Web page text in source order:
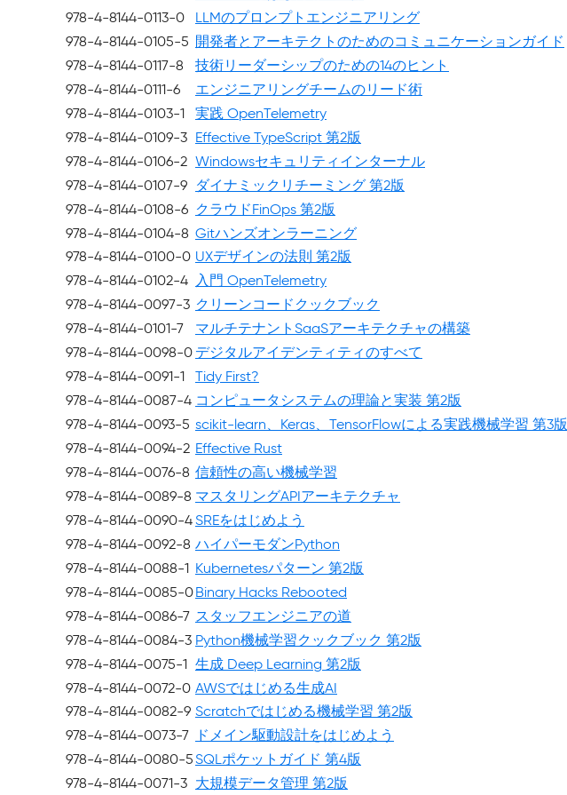
978-4-8144-0113-0
LLMのプロンプトエンジニアリング
978-4-8144-0105-5 開発者とアーキテクトのためのコミュニケーションガイド
978-4-8144-0117-8
技術リーダーシップのための14のヒント
978-4-8144-0111-6
エンジニアリングチームのリード術
978-4-8144-0103-1
実践 OpenTelemetry
978-4-8144-0109-3 Effective TypeScript 第2版
978-4-8144-0106-2 Windowsセキュリティインターナル
978-4-8144-0107-9 ダイナミックリチーミング 第2版
978-4-8144-0108-6 クラウドFinOps 第2版
978-4-8144-0104-8 Gitハンズオンラーニング
978-4-8144-0100-0 UXデザインの法則 第2版
978-4-8144-0102-4 入門 OpenTelemetry
978-4-8144-0097-3 クリーンコードクックブック
978-4-8144-0101-7
マルチテナントSaaSアーキテクチャの構築
978-4-8144-0098-0 デジタルアイデンティティのすべて
978-4-8144-0091-1
Tidy First?
978-4-8144-0087-4 コンピュータシステムの理論と実装 第2版
978-4-8144-0093-5 scikit-learn、Keras、TensorFlowによる実践機械学習 第3版
978-4-8144-0094-2 Effective Rust
978-4-8144-0076-8 信頼性の高い機械学習
978-4-8144-0089-8 マスタリングAPIアーキテクチャ
978-4-8144-0090-4SREをはじめよう
978-4-8144-0092-8 ハイパーモダンPython
978-4-8144-0088-1 Kubernetesパターン 第2版
978-4-8144-0085-0Binary Hacks Rebooted
978-4-8144-0086-7 スタッフエンジニアの道
978-4-8144-0084-3 Python機械学習クックブック 第2版
978-4-8144-0075-1 生成 Deep Learning 第2版
978-4-8144-0072-0 AWSではじめる生成AI
978-4-8144-0082-9 Scratchではじめる機械学習 第2版
978-4-8144-0073-7
ドメイン駆動設計をはじめよう
978-4-8144-0080-5SQLポケットガイド 第4版
978-4-8144-0071-3 大規模データ管理 第2版